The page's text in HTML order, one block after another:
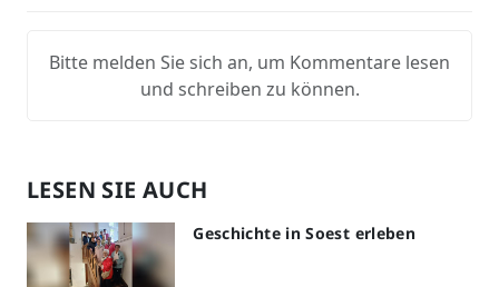
Bitte melden Sie sich an, um Kommentare lesen
und schreiben zu können.
LESEN SIE AUCH
Geschichte in Soest erleben